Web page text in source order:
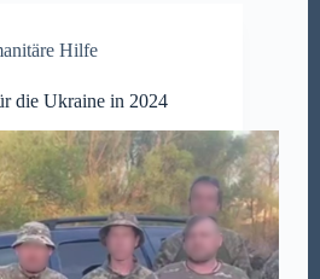
Hilfe
die Ukraine in 2024